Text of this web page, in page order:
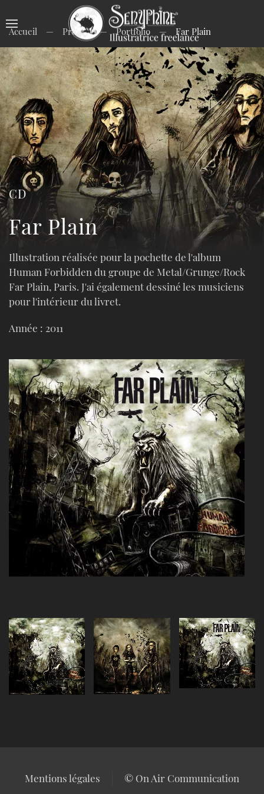
Accueil Projets Portfolio Far Plain
CD
Far Plain
Illustration réalisée pour la pochette de l'album
Human Forbidden du groupe de Metal/Grunge/Rock
Far Plain, Paris. J'ai également dessiné les musiciens
pour l'intérieur du livret.
Année : 2011
Agrandir Agrandir Agrandir
Mentions légales © On Air Communication